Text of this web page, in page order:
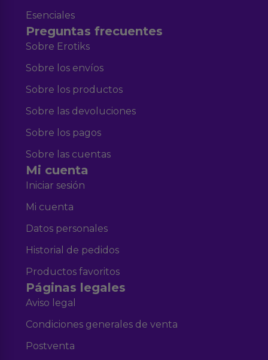
Esenciales
Preguntas frecuentes
Sobre Erotiks
Sobre los envíos
Sobre los productos
Sobre las devoluciones
Sobre los pagos
Sobre las cuentas
Mi cuenta
Iniciar sesión
Mi cuenta
Datos personales
Historial de pedidos
Productos favoritos
Páginas legales
Aviso legal
Condiciones generales de venta
Postventa